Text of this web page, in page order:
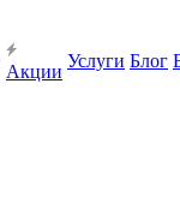
Акции
Услуги Блог